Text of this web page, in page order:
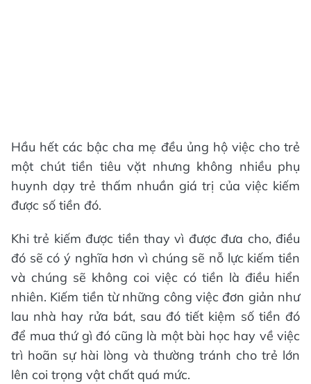
Hầu hết các bậc cha mẹ đều ủng hộ việc cho trẻ
một chút tiền tiêu vặt nhưng không nhiều phụ
huynh dạy trẻ thấm nhuần giá trị của việc kiếm
được số tiền đó.
Khi trẻ kiếm được tiền thay vì được đưa cho, điều
đó sẽ có ý nghĩa hơn vì chúng sẽ nỗ lực kiếm tiền
và chúng sẽ không coi việc có tiền là điều hiển
nhiên. Kiếm tiền từ những công việc đơn giản như
lau nhà hay rửa bát, sau đó tiết kiệm số tiền đó
để mua thứ gì đó cũng là một bài học hay về việc
trì hoãn sự hài lòng và thường tránh cho trẻ lớn
lên coi trọng vật chất quá mức.